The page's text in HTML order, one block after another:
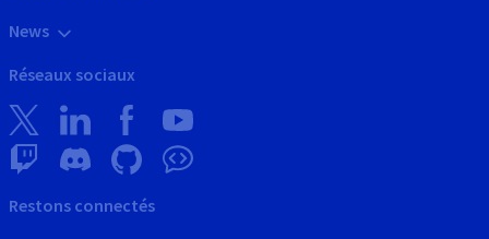
News
Réseaux sociaux
Restons connectés